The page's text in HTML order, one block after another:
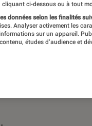
notre charte. Et
.
cliquant ci-dessous ou à tout
données selon les finalités
Analyser activement les
sur un appareil.
études d’audience et